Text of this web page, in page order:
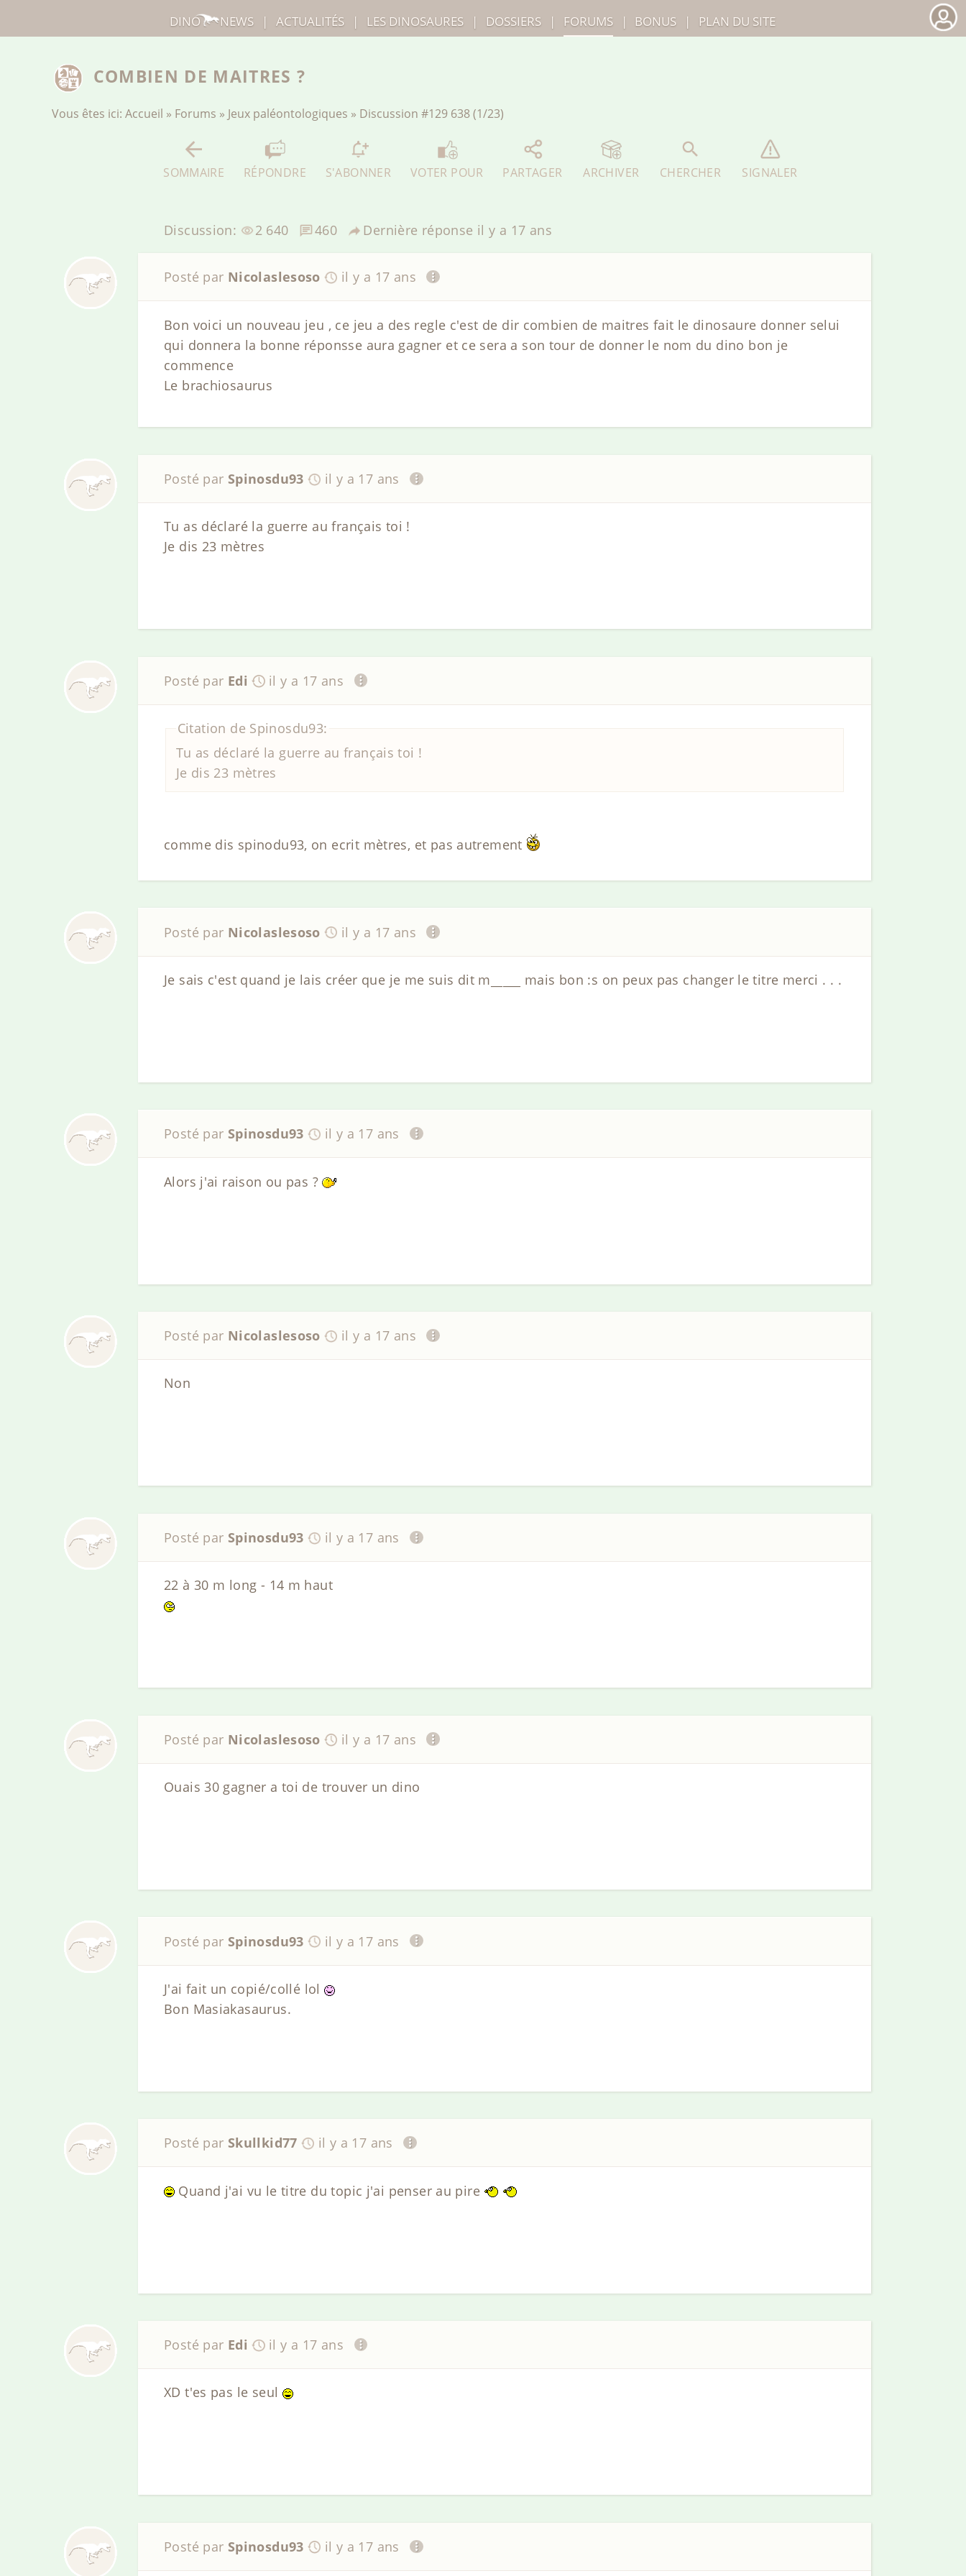
COMBIEN DE MAITRES ?
Vous êtes ici: Accueil » Forums » Jeux paléontologiques » Discussion #129 638 (1/23)
SOMMAIRE RÉPONDRE S'ABONNER VOTER POUR PARTAGER ARCHIVER CHERCHER SIGNALER
Discussion: 2 640 460 Dernière réponse il y a 17 ans
Posté par Nicolaslesoso il y a 17 ans
Bon voici un nouveau jeu , ce jeu a des regle c'est de dir combien de maitres fait le dinosaure donner selui
qui donnera la bonne réponsse aura gagner et ce sera a son tour de donner le nom du dino bon je
commence
Le brachiosaurus
Posté par Spinosdu93 il y a 17 ans
Tu as déclaré la guerre au français toi !
Je dis 23 mètres
Posté par Edi il y a 17 ans
Citation de Spinosdu93:
Tu as déclaré la guerre au français toi !
Je dis 23 mètres
comme dis spinodu93, on ecrit mètres, et pas autrement
Posté par Nicolaslesoso il y a 17 ans
Je sais c'est quand je lais créer que je me suis dit m_____ mais bon :s on peux pas changer le titre merci . . .
Posté par Spinosdu93 il y a 17 ans
Alors j'ai raison ou pas ?
Posté par Nicolaslesoso il y a 17 ans
Non
Posté par Spinosdu93 il y a 17 ans
22 à 30 m long - 14 m haut
Posté par Nicolaslesoso il y a 17 ans
Ouais 30 gagner a toi de trouver un dino
Posté par Spinosdu93 il y a 17 ans
J'ai fait un copié/collé lol
Bon Masiakasaurus.
Posté par Skullkid77 il y a 17 ans
Quand j'ai vu le titre du topic j'ai penser au pire
Posté par Edi il y a 17 ans
XD t'es pas le seul
Posté par Spinosdu93 il y a 17 ans
DINO NEWS | ACTUALITÉS | LES DINOSAURES | DOSSIERS | FORUMS | BONUS | PLAN DU SITE